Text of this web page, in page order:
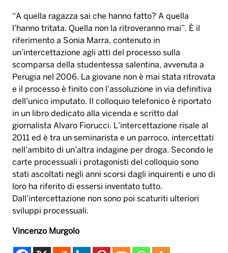
“A quella ragazza sai che hanno fatto? A quella
l’hanno tritata. Quella non la ritroveranno mai”. È il
riferimento a Sonia Marra, contenuto in
un’intercettazione agli atti del processo sulla
scomparsa della studentessa salentina, avvenuta a
Perugia nel 2006. La giovane non è mai stata ritrovata
e il processo è finito con l’assoluzione in via definitiva
dell’unico imputato. Il colloquio telefonico è riportato
in un libro dedicato alla vicenda e scritto dal
giornalista Alvaro Fiorucci. L’intercettazione risale al
2011 ed è tra un seminarista e un parroco, intercettati
nell’ambito di un’altra indagine per droga. Secondo le
carte processuali i protagonisti del colloquio sono
stati ascoltati negli anni scorsi dagli inquirenti e uno di
loro ha riferito di essersi inventato tutto.
Dall’intercettazione non sono poi scaturiti ulteriori
sviluppi processuali.
Vincenzo Murgolo